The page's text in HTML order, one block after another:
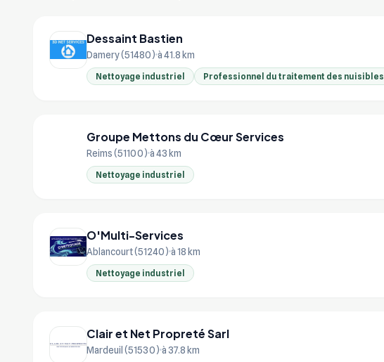
Dessaint Bastien
Damery (51480) à 41.8 km
Nettoyage industriel Professionnel du traitement des nuisibles
Groupe Mettons du Cœur Services
Reims (51100) à 43 km
Nettoyage industriel
O'Multi-Services
Ablancourt (51240) à 18 km
Nettoyage industriel
Clair et Net Propreté Sarl
Mardeuil (51530) à 37.8 km